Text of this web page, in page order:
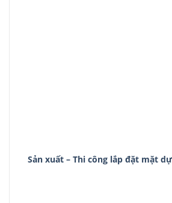
Sản xuất – Thi công lắp đặt mặt